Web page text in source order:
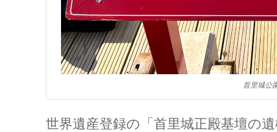
首里城公
世界遺産登録の「首里城正殿基壇の